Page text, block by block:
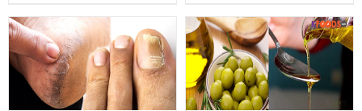
جانیں اس کے استعمال کا
صحیح طریقہ